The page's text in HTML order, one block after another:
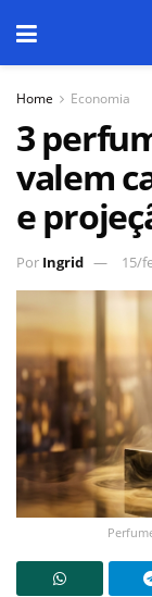
Home Economia
3
valem
e
Por Ingrid 15/